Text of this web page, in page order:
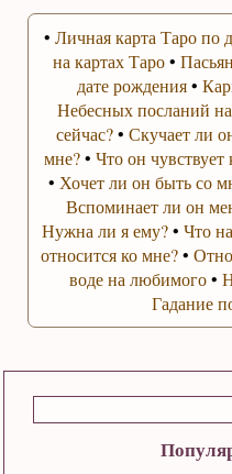
• Личная карта Таро по
на картах Таро•
дате рождения•
Небесных посланий
сейчас?•Скучает ли
мне?• Что он чувствует
• Хочет ли он быть со
Вспоминает ли он
Нужна ли я ему?• Что
относится ко мне?•
воде на любимого•
Гадание